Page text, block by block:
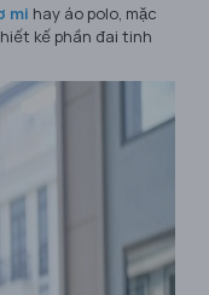
mi hay áo polo, mặc
kế phần đai tinh